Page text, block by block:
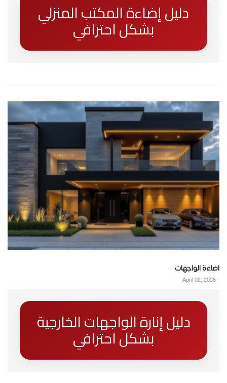
دليل إضاءة المكتب المنزلي
بشكل احترافي
اضاءة الواجهات
-
دليل إنارة الواجهات الخارجية
بشكل احترافي